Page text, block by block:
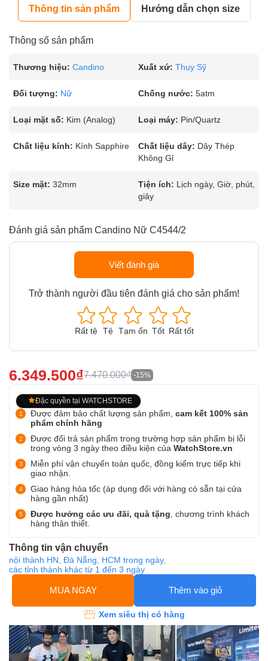
Thông tin sản phẩm Hướng dẫn chọn size
Thông số sản phẩm
Thương hiệu: Candino Xuất xứ: Thụy Sỹ
Đối tượng: Nữ Chống nước: 5atm
Loại mặt số: Kim (Analog) Loại máy: Pin/Quartz
Chất liệu kính: Kính Sapphire Chất liệu dây: Dây Thép
Không Gỉ
Size mặt: 32mm Tiện ích: Lịch ngày, Giờ, phút,
giây
Đánh giá sản phẩm Candino Nữ C4544/2
Viết đánh giá
Trở thành người đầu tiên đánh giá cho sản phẩm!
Rất tệ Tệ Tạm ổn Tốt Rất tốt
6.349.500₫7.470.000₫ -15%
Đặc quyền tại WATCHSTORE
Được đảm bảo chất lượng sản phẩm, cam kết 100% sản
phẩm chính hãng
Được đổi trả sản phẩm trong trường hợp sản phẩm bị lỗi
trong vòng 3 ngày theo điều kiện của WatchStore.vn
Miễn phí vận chuyển toàn quốc, đồng kiểm trực tiếp khi
giao nhận.
Giao hàng hỏa tốc (áp dụng đối với hàng có sẵn tại cửa
hàng gần nhất)
Được hưởng các ưu đãi, quà tặng , chương trình khách
hàng thân thiết.
Thông tin vận chuyển
nội thành HN, Đà Nẵng, HCM trong ngày,
các tỉnh thành khác từ 1 đến 3 ngày
MUA NGAY Thêm vào giỏ
Xem siêu thị có hàng